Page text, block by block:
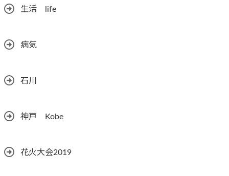
生活 life
病気
石川
神戸 Kobe
花火大会2019